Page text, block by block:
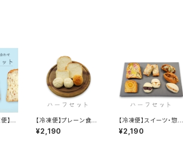
】7
【冷凍便】プレーン食パ
ン食べ比べ ハーフセ
ット
¥2,190
【冷凍便】スイーツ・惣菜
パン ハーフセット
¥2,190